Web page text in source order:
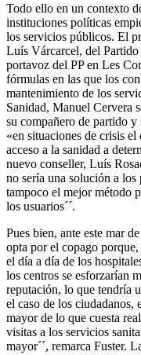
Todo ello en un contexto
instituciones políticas
los servicios públicos. El
Luís Várcarcel, del
portavoz del PP en Les
fórmulas en las que los
mantenimiento de los
Sanidad, Manuel Cervera
su compañero de partido y
«en situaciones de crisis
acceso a la sanidad a
nuevo conseller, Luís
no sería una solución a los
tampoco el mejor método
los usuarios´´.
Pues bien, ante este mar
opta por el copago
el día a día de los
los centros se esforzarían
reputación, lo que tendría
el caso de los ciudadanos,
mayor de lo que cuesta
visitas a los servicios
mayor´´, remarca Fuster.